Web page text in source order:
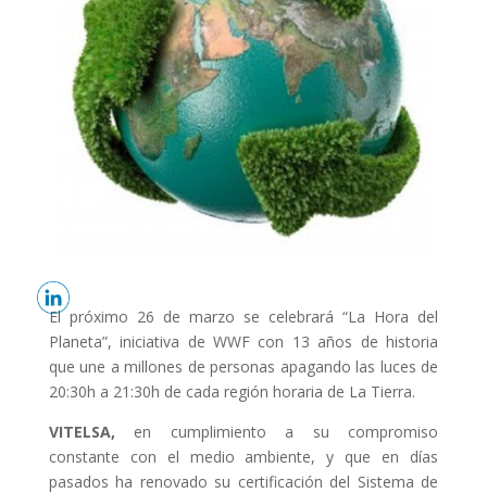
El próximo 26 de marzo se celebrará “La Hora del
Planeta”, iniciativa de WWF con 13 años de historia
que une a millones de personas apagando las luces de
20:30h a 21:30h de cada región horaria de La Tierra.
VITELSA,
en cumplimiento a su compromiso
constante con el medio ambiente, y que en días
pasados ha renovado su certificación del Sistema de